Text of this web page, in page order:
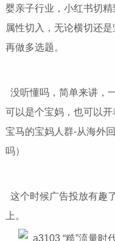
婴亲子行业，小红书切
属性切入，无论横切还
再做多选题。
没听懂吗，简单来讲，
可以是个宝妈，也可以
宝马的宝妈人群-从海外
吗）
这个时候广告投放有趣
上。